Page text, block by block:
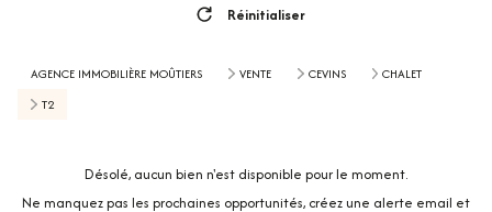
Réinitialiser
AGENCE IMMOBILIÈRE MOÛTIERS VENTE CEVINS
CHALET
T2
Désolé, aucun bien n'est disponible pour le moment.
Ne manquez pas les prochaines opportunités, créez une alerte email et